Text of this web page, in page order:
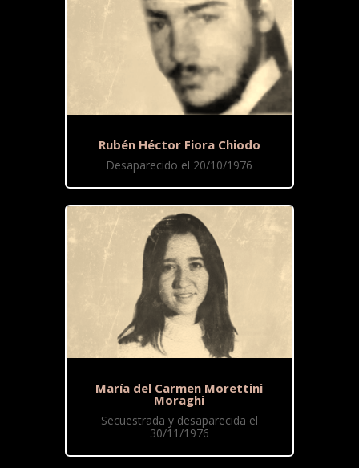
Rubén Héctor Fiora Chiodo
Desaparecido el 20/10/1976
María del Carmen Morettini
Moraghi
Secuestrada y desaparecida el
30/11/1976